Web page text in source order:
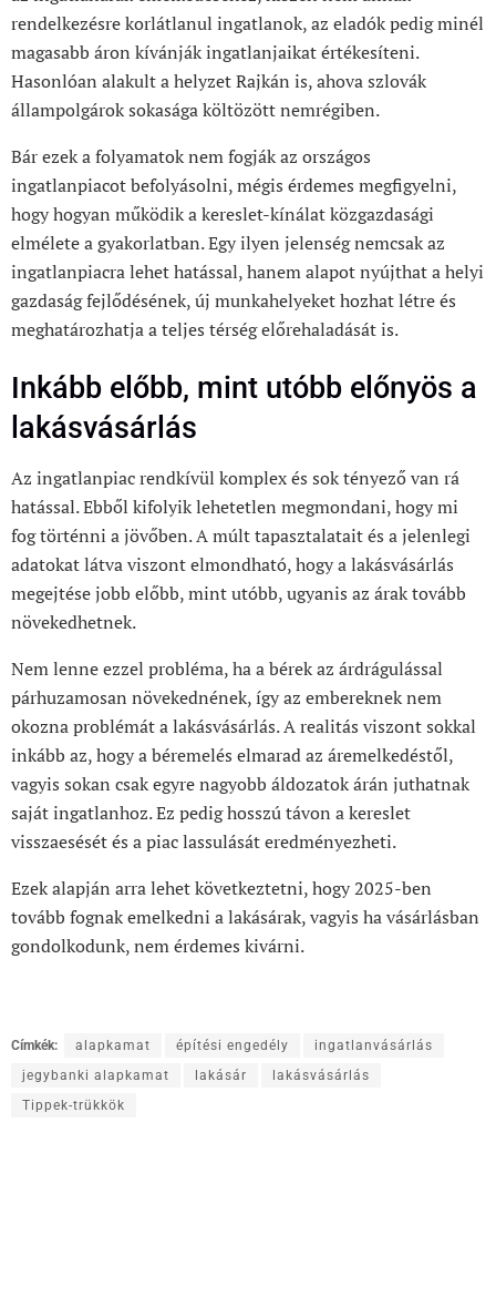
rendelkezésre korlátlanul ingatlanok, az eladók pedig minél
magasabb áron kívánják ingatlanjaikat értékesíteni.
Hasonlóan alakult a helyzet Rajkán is, ahova szlovák
állampolgárok sokasága költözött nemrégiben.
Bár ezek a folyamatok nem fogják az országos
ingatlanpiacot befolyásolni, mégis érdemes megfigyelni,
hogy hogyan működik a kereslet-kínálat közgazdasági
elmélete a gyakorlatban. Egy ilyen jelenség nemcsak az
ingatlanpiacra lehet hatással, hanem alapot nyújthat a helyi
gazdaság fejlődésének, új munkahelyeket hozhat létre és
meghatározhatja a teljes térség előrehaladását is.
Inkább előbb, mint utóbb előnyös a
lakásvásárlás
Az ingatlanpiac rendkívül komplex és sok tényező van rá
hatással. Ebből kifolyik lehetetlen megmondani, hogy mi
fog történni a jövőben. A múlt tapasztalatait és a jelenlegi
adatokat látva viszont elmondható, hogy a lakásvásárlás
megejtése jobb előbb, mint utóbb, ugyanis az árak tovább
növekedhetnek.
Nem lenne ezzel probléma, ha a bérek az árdrágulással
párhuzamosan növekednének, így az embereknek nem
okozna problémát a lakásvásárlás. A realitás viszont sokkal
inkább az, hogy a béremelés elmarad az áremelkedéstől,
vagyis sokan csak egyre nagyobb áldozatok árán juthatnak
saját ingatlanhoz. Ez pedig hosszú távon a kereslet
visszaesését és a piac lassulását eredményezheti.
Ezek alapján arra lehet következtetni, hogy 2025-ben
tovább fognak emelkedni a lakásárak, vagyis ha vásárlásban
gondolkodunk, nem érdemes kivárni.
Címkék: alapkamat építési engedély
ingatlanvásárlás
jegybanki alapkamat
lakásár
lakásvásárlás
Tippek-trükkök